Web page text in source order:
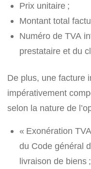
Prix unitaire ;
Montant total
Numéro de TVA
prestataire et du
De plus, une facture
impérativement
selon la nature de
« Exonération
du Code général
livraison de biens ;